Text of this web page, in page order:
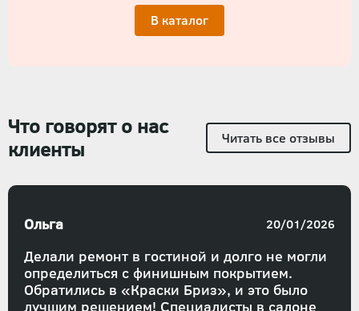
В каталог
Что говорят о нас
клиенты
Читать все отзывы
Делали ремонт в гостиной и долго не могли
определиться с финишным покрытием.
Обратились в «Краски Бриз», и это было
лучшим решением! Специалисты в салоне
Ольга 20/01/2026